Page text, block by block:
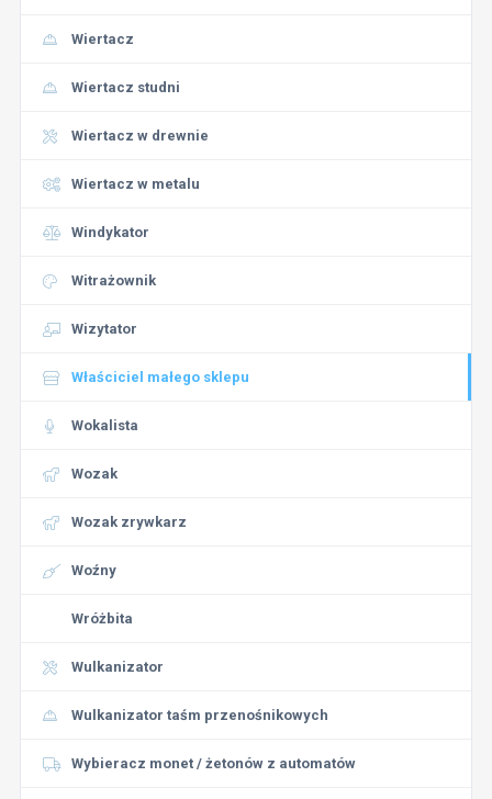
Wiertacz
Wiertacz studni
Wiertacz w drewnie
Wiertacz w metalu
Windykator
Witrażownik
Wizytator
Właściciel małego sklepu
Wokalista
Wozak
Wozak zrywkarz
Woźny
Wróżbita
Wulkanizator
Wulkanizator taśm przenośnikowych
Wybieracz monet / żetonów z automatów